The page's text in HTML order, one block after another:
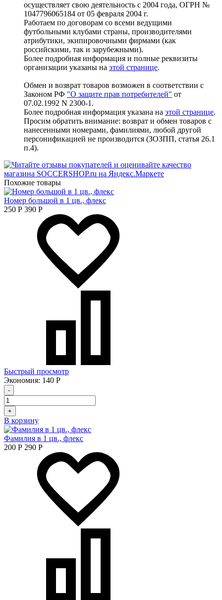
осуществляет свою деятельность с 2004 года, ОГРН №
1047796065184 от 05 февраля 2004 г.
Работаем по договорам со всеми ведущими
футбольными клубами страны, производителями
атрибутики, экипировочными фирмами (как
российскими, так и зарубежными).
Более подробная информация и полные реквизиты
организации указаны на этой странице.
Обмен и возврат товаров возможен в соответствии с
Законом РФ "О защите прав потребителей" от
07.02.1992 N 2300-1.
Более подробная информация указана на этой странице.
Просим обратить внимание: возврат и обмен товаров с
нанесенными номерами, фамилиями, любой другой
персонификацией не производится (ЗОЗПП, статья 26.1
п.4).
Похожие товары
Номер большой в 1 цв., флекс
250 Р 390 Р
Быстрый просмотр
Экономия: 140 Р
-
+
В корзину
Фамилия в 1 цв., флекс
200 Р 290 Р